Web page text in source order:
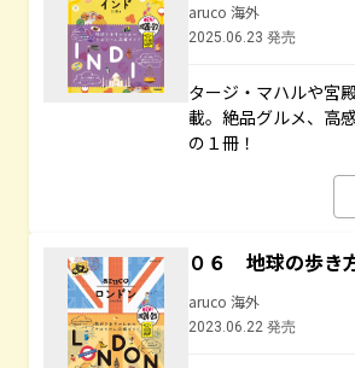
aruco 海外
2025.06.23 発売
タージ・マハルや宮
載。絶品グルメ、高
の１冊！
０６ 地球の歩き
aruco 海外
2023.06.22 発売